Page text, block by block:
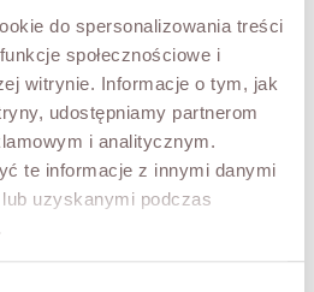
do spersonalizowania treści
społecznościowe i
witrynie. Informacje o tym, jak
udostępniamy partnerom
i analitycznym.
te informacje z innymi danymi
uzyskanymi podczas